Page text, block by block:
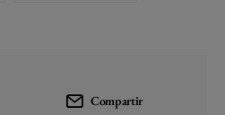
Compartir